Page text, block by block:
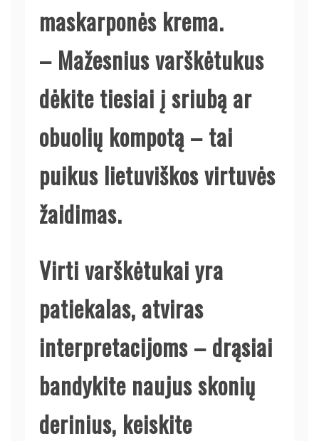
maskarponės krema.
– Mažesnius varškėtukus
dėkite tiesiai į sriubą ar
obuolių kompotą – tai
puikus lietuviškos virtuvės
žaidimas.
Virti varškėtukai yra
patiekalas, atviras
interpretacijoms – drąsiai
bandykite naujus skonių
derinius, keiskite